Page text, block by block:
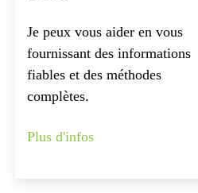
Je peux vous aider en vous
fournissant des informations
fiables et des méthodes
complètes.
Plus d'infos